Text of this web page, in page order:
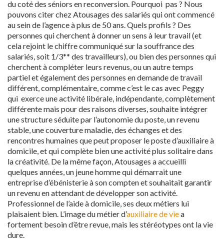
du coté des séniors en reconversion. Pourquoi pas ? Nous
pouvons citer chez Atousages des salariés qui ont commencé
au sein de l’agence à plus de 50 ans. Quels profils ? Des
personnes qui cherchent à donner un sens à leur travail (et
cela rejoint le chiffre communiqué sur la souffrance des
salariés, soit 1/3** des travailleurs), ou bien des personnes qui
cherchent à compléter leurs revenus, ou un autre temps
partiel et également des personnes en demande de travail
différent, complémentaire, comme c’est le cas avec Peggy
qui exerce une activité libérale, indépendante, complètement
différente mais pour des raisons diverses, souhaite intégrer
une structure séduite par l’autonomie du poste, un revenu
stable, une couverture maladie, des échanges et des
rencontres humaines que peut proposer le poste d’auxiliaire à
domicile, et qui complète bien une activité plus solitaire dans
la créativité. De la même façon, Atousages a accueilli
quelques années, un jeune homme qui démarrait une
entreprise d’ébénisterie à son compten et souhaitait garantir
un revenu en attendant de développer son activité.
Professionnel de l’aide à domicile, ses deux métiers lui
plaisaient bien. L’image du métier d’auxiliaire de viea
fortement besoin d’être revue, mais les stéréotypes ont la vie
dure.